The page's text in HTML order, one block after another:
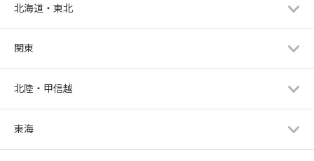
北海道・東北
関東
北陸・甲信越
東海